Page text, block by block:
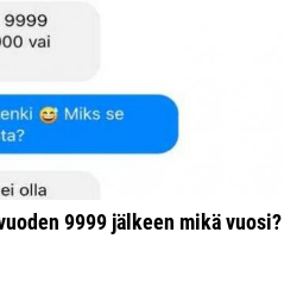
9999 jälkeen mikä vuosi?